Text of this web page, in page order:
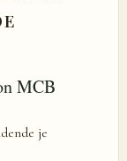
MCB
je